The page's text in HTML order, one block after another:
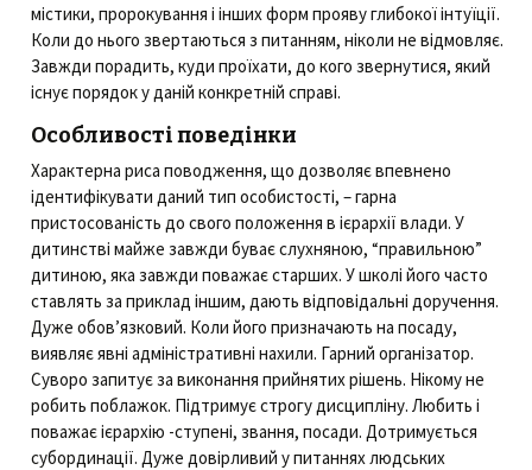
містики, пророкування і інших форм прояву глибокої інтуїції.
Коли до нього звертаються з питанням, ніколи не відмовляє.
Завжди порадить, куди проїхати, до кого звернутися, який
існує порядок у даній конкретній справі.
Особливості поведінки
Характерна риса поводження, що дозволяє впевнено
ідентифікувати даний тип особистості, – гарна
пристосованість до свого положення в ієрархії влади. У
дитинстві майже завжди буває слухняною, “правильною”
дитиною, яка завжди поважає старших. У школі його часто
ставлять за приклад іншим, дають відповідальні доручення.
Дуже обов’язковий. Коли його призначають на посаду,
виявляє явні адміністративні нахили. Гарний організатор.
Суворо запитує за виконання прийнятих рішень. Нікому не
робить поблажок. Підтримує строгу дисципліну. Любить і
поважає ієрархію -ступені, звання, посади. Дотримується
субординації. Дуже довірливий у питаннях людських